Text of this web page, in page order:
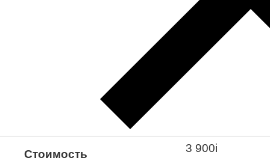
Закажите понравившуюся модель
в ближайший салон “Оптик-Экспресс”.
*Доступно для Республики
Стоимость 3 900i